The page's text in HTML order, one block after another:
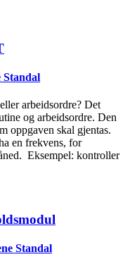
Standal
arbeidsordre? Det
og arbeidsordre. Den
oppgaven skal gjentas.
en frekvens, for
Eksempel: kontroller
Standal